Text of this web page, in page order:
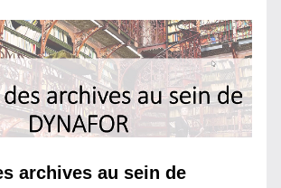
archives au sein de